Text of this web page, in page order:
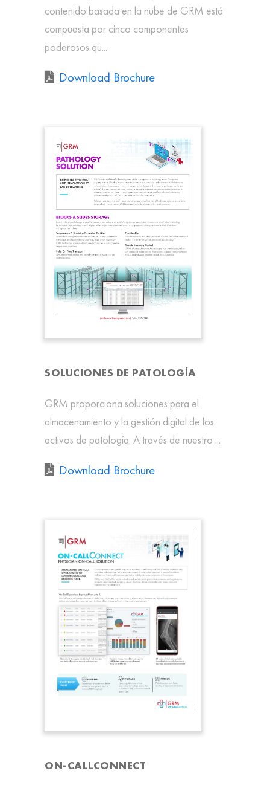
contenido basada en la nube de GRM está
compuesta por cinco componentes
poderosos qu...
Download Brochure
SOLUCIONES DE PATOLOGÍA
GRM proporciona soluciones para el
almacenamiento y la gestión digital de los
activos de patología. A través de nuestro ...
Download Brochure
ON-CALLCONNECT